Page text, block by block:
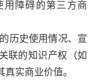
用障碍的第三方商
历史使用情况、宣
联的知识产权（如
实商业价值。